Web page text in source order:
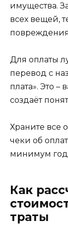
имущества.
всех вещей,
Для оплаты
перевод с
плата». Это
создаёт
Храните все
чеки об
минимум год
Как
траты